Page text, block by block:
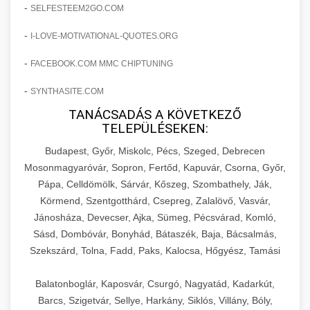
amelyek valós eredményeket hoznak.
szonyegtisztito.net
marketing stratégiai tervrajz
útjáról, bemutatva az utat a küzdő praxistól a
virágzó vállalkozásig 150%-os növekedéssel.
klinika átalakulási történet
Érdeklődés 150%-os Fokozása
Technikák és módszerek a páciensek
érdeklődésének és elkötelezettségének drámai
növeléséhez. Egy 150%-os fellendülési
esettanulmány gyakorlati betekintésekkel.
weboldal-keszites.co
elkötelezettség erősítési módszerek
🎮 19. AI Google Ads és Meta
Kampány Kezelés
Fejlett AI-alapú Google Ads és Meta hirdetési
kampánykezelés. Optimalizálja hirdetési
költségvetését gépi tanulással és
automatizálással.
aikampany.hu AI hirdetési automatizálás
🍞 20. Ipari Dagasztógép +
Professzionális ipari dagasztógépek és
tésztakeverő gépek pékségek és kereskedelmi
konyhák számára. Masszív konstrukció
megbízható teljesítményhez.
🔪 21. Ipari Szeletelőgép +
Ipari hús- és sajtszeletelő gépek professzionális
élelmiszer-előkészítéshez. Precíziós vágás
📦 22. Vákuumozó Gép
- SELFESTEEM2GO.COM
- I-LOVE-MOTIVATIONAL-QUOTES.ORG
- FACEBOOK.COM MMC CHIPTUNING
- SYNTHASITE.COM
TANÁCSADÁS A KÖVETKEZŐ
TELEPÜLÉSEKEN:
Budapest, Győr, Miskolc, Pécs, Szeged, Debrecen
Mosonmagyaróvár, Sopron, Fertőd, Kapuvár, Csorna, Győr,
Pápa, Celldömölk, Sárvár, Kőszeg, Szombathely, Ják,
Körmend, Szentgotthárd, Csepreg, Zalalövő, Vasvár,
Jánosháza, Devecser, Ajka, Sümeg, Pécsvárad, Komló,
Sásd, Dombóvár, Bonyhád, Bátaszék, Baja, Bácsalmás,
Szekszárd, Tolna, Fadd, Paks, Kalocsa, Hőgyész, Tamási
Balatonboglár, Kaposvár, Csurgó, Nagyatád, Kadarkút,
Barcs, Szigetvár, Sellye, Harkány, Siklós, Villány, Bóly,